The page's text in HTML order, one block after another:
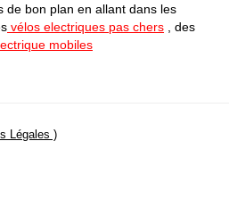
de bon plan en allant dans les
vélos electriques pas chers , des
mobiles
Légales )